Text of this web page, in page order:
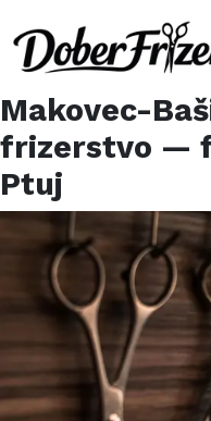
Makovec-
frizerstvo —
Ptuj